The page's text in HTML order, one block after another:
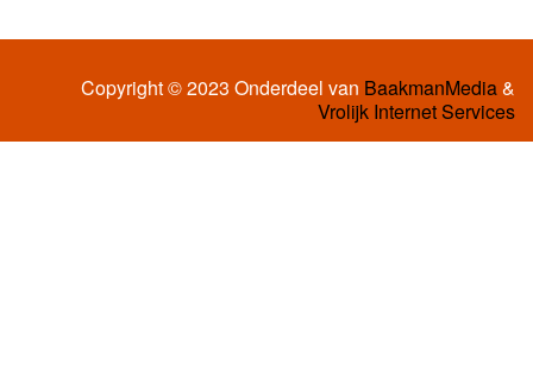
Copyright © 2023 Onderdeel van BaakmanMedia&
Vrolijk Internet Services